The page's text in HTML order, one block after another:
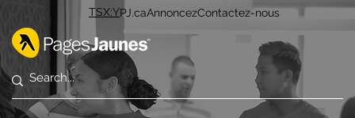
TSX:Y AnnoncezContactez-nous
PJ.ca